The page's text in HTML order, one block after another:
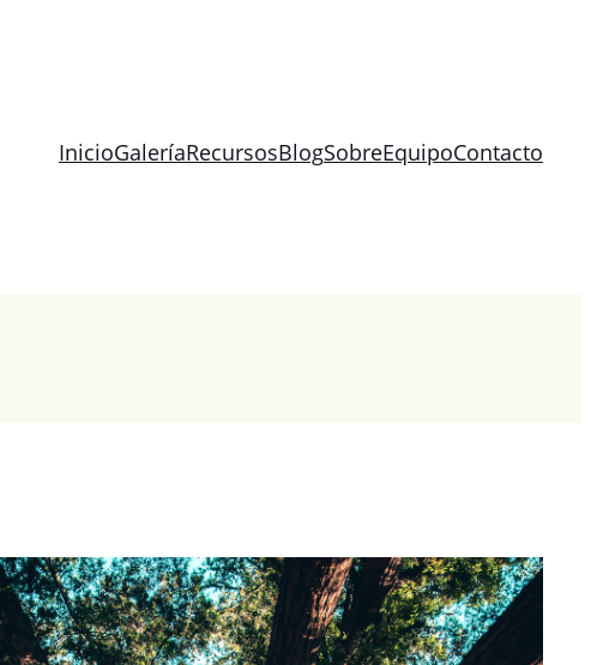
InicioGaleríaRecursosBlogSobreEquipoContacto